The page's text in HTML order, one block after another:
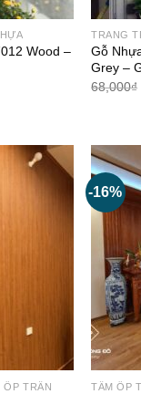
Wood –
TRANG
Gỗ
Grey –
68,000₫
ỐP TRẦN
-16%
TẤM ỐP